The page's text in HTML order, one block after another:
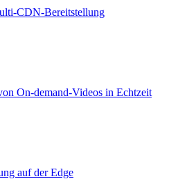
CDN-Bereitstellung
On-demand-Videos in Echtzeit
auf der Edge